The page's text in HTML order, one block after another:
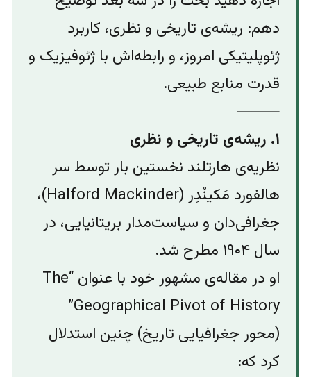
دهم: ریشه‌ی تاریخی و نظری، کاربرد
ژئوپلیتیکی امروز، و رابطه‌اش با ژئوفیزیک و
قدرت منابع طبیعی.
⸻
۱. ریشه‌ی تاریخی و نظری
نظریه‌ی هارتلند نخستین بار توسط سر
هالفورد مَکینْدِر (Halford Mackinder)،
جغرافی‌دان و سیاست‌مدار بریتانیایی، در
سال ۱۹۰۴ مطرح شد.
او در مقاله‌ی مشهور خود با عنوان “The
Geographical Pivot of History”
(محور جغرافیایی تاریخ) چنین استدلال
کرد که: